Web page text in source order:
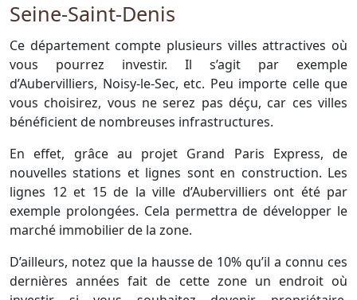
Seine-Saint-Denis
Ce département compte plusieurs villes attractives où
vous pourrez investir. Il s’agit par exemple
d’Aubervilliers, Noisy-le-Sec, etc. Peu importe celle que
vous choisirez, vous ne serez pas déçu, car ces villes
bénéficient de nombreuses infrastructures.
En effet, grâce au projet Grand Paris Express, de
nouvelles stations et lignes sont en construction. Les
lignes 12 et 15 de la ville d’Aubervilliers ont été par
exemple prolongées. Cela permettra de développer le
marché immobilier de la zone.
D’ailleurs, notez que la hausse de 10% qu’il a connu ces
dernières années fait de cette zone un endroit où